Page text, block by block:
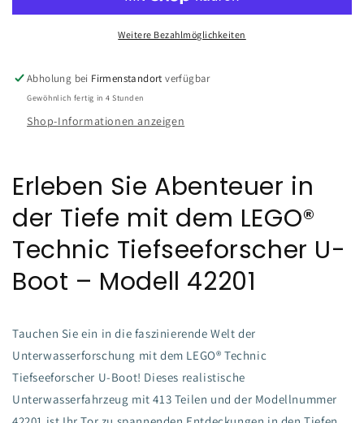
Weitere Bezahlmöglichkeiten
Abholung bei Firmenstandort verfügbar
Gewöhnlich fertig in 4 Stunden
Shop-Informationen anzeigen
Erleben Sie Abenteuer in
der Tiefe mit dem LEGO®
Technic Tiefseeforscher U-
Boot – Modell 42201
Tauchen Sie ein in die faszinierende Welt der
Unterwasserforschung mit dem LEGO® Technic
Tiefseeforscher U-Boot! Dieses realistische
Unterwasserfahrzeug mit 413 Teilen und der Modellnummer